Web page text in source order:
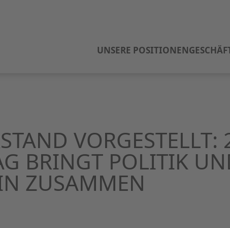
UNSERE POSITIONEN
VORGESTELLT:
BRINGT POLITIK
ZUSAMMEN